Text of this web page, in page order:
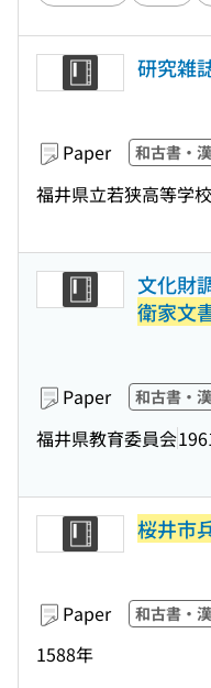
研究雑
Paper 和古書・
福井県立若狭高等学校
文化財
衛家文
Paper 和古書・
福井県教育委員会
桜井市
Paper 和古書・
1588年